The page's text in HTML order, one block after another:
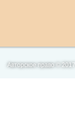
Авторское право ©